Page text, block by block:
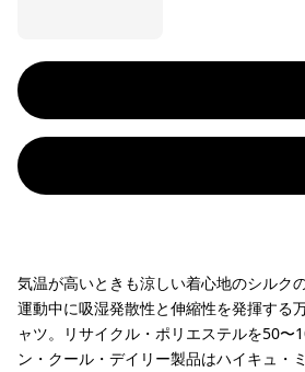
気温が高いときも涼しい着心地のシルク
運動中に吸湿発散性と伸縮性を発揮する
ャツ。リサイクル・ポリエステルを50〜
ン・クール・デイリー製品はハイキュ・